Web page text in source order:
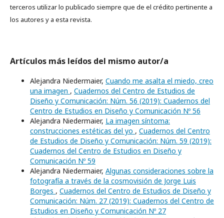
terceros utilizar lo publicado siempre que de el crédito pertinente a
los autores y a esta revista.
Artículos más leídos del mismo autor/a
Alejandra Niedermaier, Cuando me asalta el miedo, creo
una imagen , Cuadernos del Centro de Estudios de
Diseño y Comunicación: Núm. 56 (2019): Cuadernos del
Centro de Estudios en Diseño y Comunicación Nº 56
Alejandra Niedermaier, La imagen síntoma:
construcciones estéticas del yo , Cuadernos del Centro
de Estudios de Diseño y Comunicación: Núm. 59 (2019):
Cuadernos del Centro de Estudios en Diseño y
Comunicación Nº 59
Alejandra Niedermaier, Algunas consideraciones sobre la
fotografía a través de la cosmovisión de Jorge Luis
Borges , Cuadernos del Centro de Estudios de Diseño y
Comunicación: Núm. 27 (2019): Cuadernos del Centro de
Estudios en Diseño y Comunicación Nº 27